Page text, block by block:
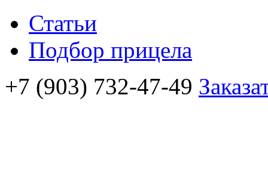
Статьи
Подбор прицела
+7 (903) 732-47-49